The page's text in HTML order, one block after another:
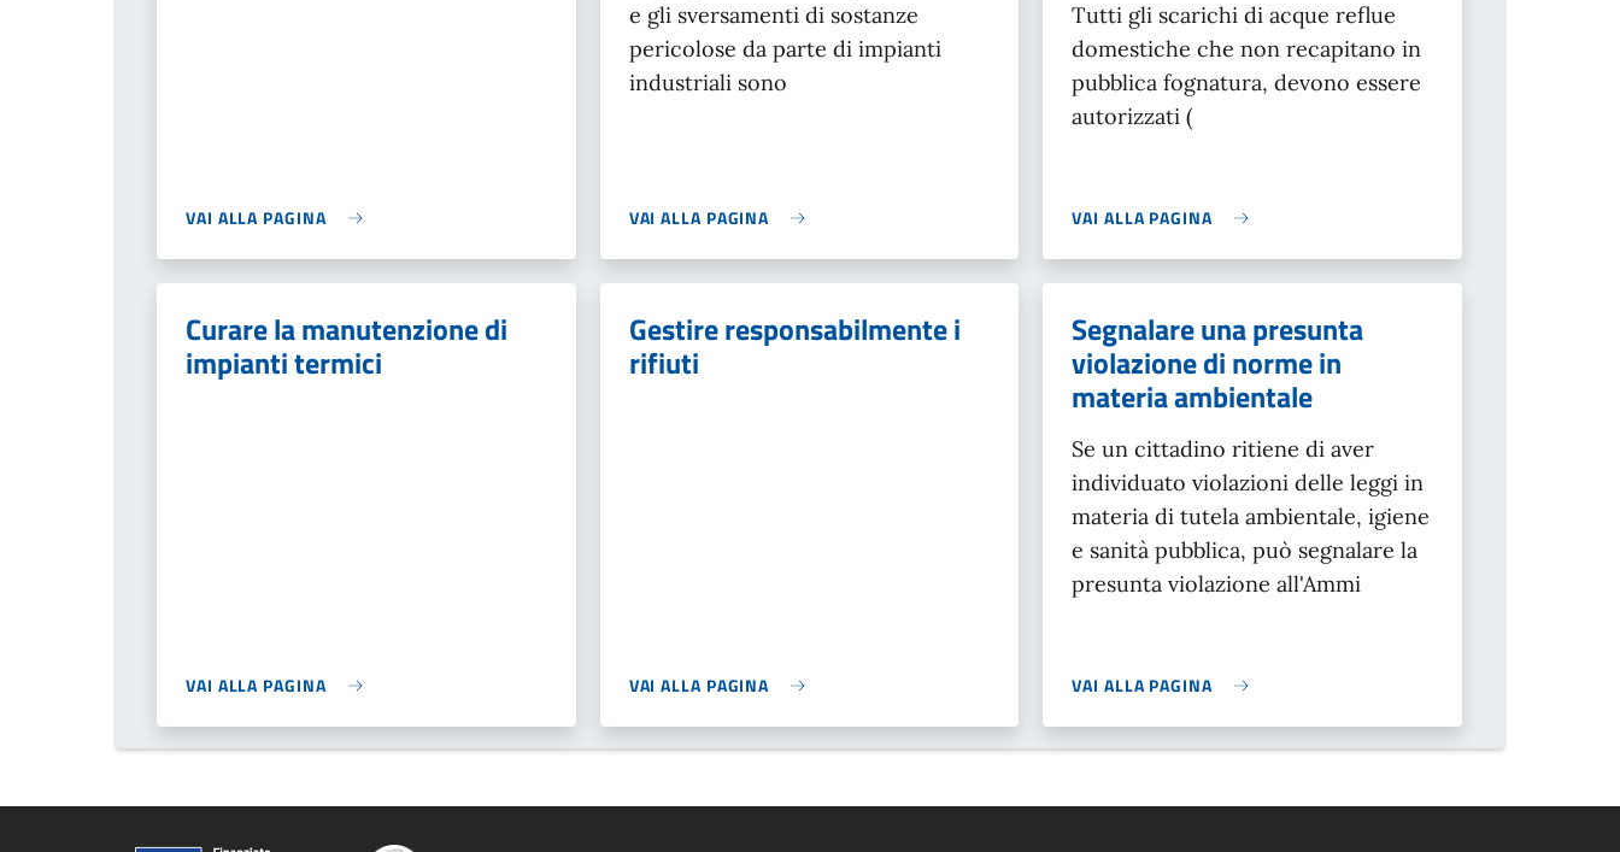
VAI ALLA PAGINA
e gli sversamenti di sostanze
pericolose da parte di impianti
industriali sono
VAI ALLA PAGINA
Tutti gli scarichi di acque reflue
domestiche che non recapitano in
pubblica fognatura, devono essere
autorizzati (
VAI ALLA PAGINA
Curare la manutenzione di
impianti termici
VAI ALLA PAGINA
Gestire responsabilmente i
rifiuti
VAI ALLA PAGINA
Segnalare una presunta
violazione di norme in
materia ambientale
Se un cittadino ritiene di aver
individuato violazioni delle leggi in
materia di tutela ambientale, igiene
e sanità pubblica, può segnalare la
presunta violazione all'Ammi
VAI ALLA PAGINA